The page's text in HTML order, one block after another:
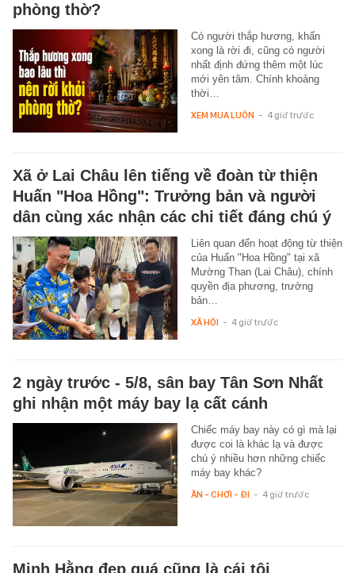
phòng thờ?
Có người thắp hương, khấn
xong là rời đi, cũng có người
nhất định đứng thêm một lúc
mới yên tâm. Chính khoảng
thời…
XEM MUA LUÔN - 4 giờ trước
Xã ở Lai Châu lên tiếng về đoàn từ thiện
Huấn "Hoa Hồng": Trưởng bản và người
dân cùng xác nhận các chi tiết đáng chú ý
Liên quan đến hoạt động từ thiện
của Huấn "Hoa Hồng" tại xã
Mường Than (Lai Châu), chính
quyền địa phương, trưởng
bản…
XÃ HỘI - 4 giờ trước
2 ngày trước - 5/8, sân bay Tân Sơn Nhất
ghi nhận một máy bay lạ cất cánh
Chiếc máy bay này có gì mà lại
được coi là khác lạ và được
chú ý nhiều hơn những chiếc
máy bay khác?
ĂN - CHƠI - ĐI - 4 giờ trước
Minh Hằng đẹp quá cũng là cái tội